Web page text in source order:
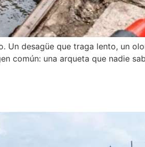
Un desagüe que traga lento, un
común: una arqueta que nadie